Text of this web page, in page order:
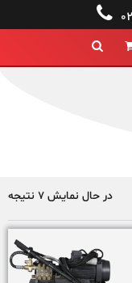


در حال نمایش 7 نتیجه